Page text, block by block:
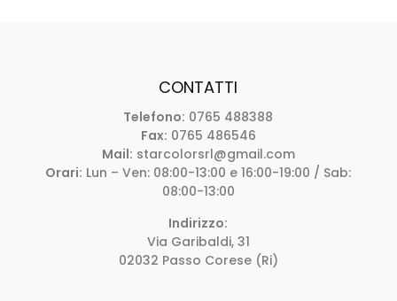
CONTATTI
Telefono: 0765 488388
Fax: 0765 486546
Mail: starcolorsrl@gmail.com
Orari: Lun – Ven: 08:00-13:00 e 16:00-19:00 / Sab:
08:00-13:00
Indirizzo:
Via Garibaldi, 31
02032 Passo Corese (Ri)